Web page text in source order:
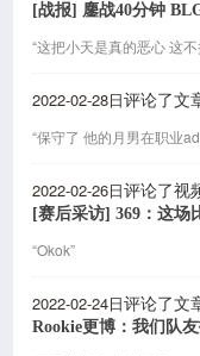
[战报] 鏖战40分钟
“这把小天是真的恶心 这
2022-02-28日评论了文
“保守了 他的月男在职业
2022-02-26日评论了视
[赛后采访] 369：这场
“Okok”
2022-02-24日评论了文
Rookie更博：我们队